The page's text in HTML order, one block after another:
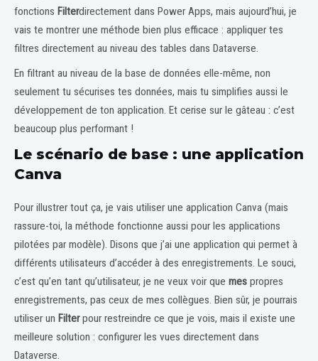
fonctions Filterdirectement dans Power Apps, mais aujourd’hui, je
vais te montrer une méthode bien plus efficace : appliquer tes
filtres directement au niveau des tables dans Dataverse.
En filtrant au niveau de la base de données elle-même, non
seulement tu sécurises tes données, mais tu simplifies aussi le
développement de ton application. Et cerise sur le gâteau : c’est
beaucoup plus performant !
Le scénario de base : une application
Canva
Pour illustrer tout ça, je vais utiliser une application Canva (mais
rassure-toi, la méthode fonctionne aussi pour les applications
pilotées par modèle). Disons que j’ai une application qui permet à
différents utilisateurs d’accéder à des enregistrements. Le souci,
c’est qu’en tant qu’utilisateur, je ne veux voir que mes propres
enregistrements, pas ceux de mes collègues. Bien sûr, je pourrais
utiliser un Filterpour restreindre ce que je vois, mais il existe une
meilleure solution : configurer les vues directement dans
Dataverse.